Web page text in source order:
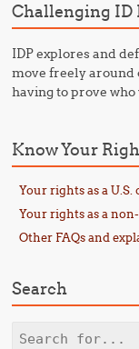
Challenging ID
IDP explores and
move freely
having to prove
Know Your
Your rights as a U.S.
Your rights as a
Other FAQs and
Search
Search